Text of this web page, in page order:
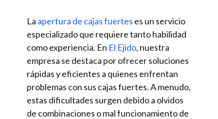
La apertura de cajas fuertes es un servicio
especializado que requiere tanto habilidad
como experiencia. En El Ejido, nuestra
empresa se destaca por ofrecer soluciones
rápidas y eficientes a quienes enfrentan
problemas con sus cajas fuertes. A menudo,
estas dificultades surgen debido a olvidos
de combinaciones o mal funcionamiento de